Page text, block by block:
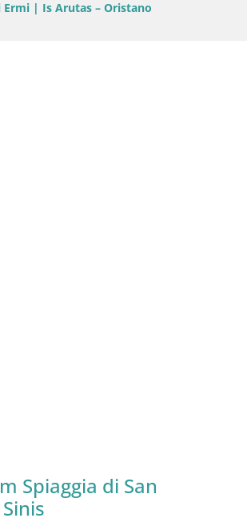
| Is Arutas – Oristano
Spiaggia di San